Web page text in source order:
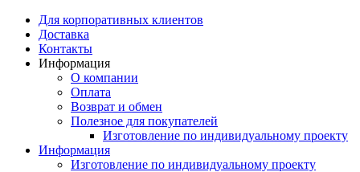
Для корпоративных клиентов
Доставка
Контакты
Информация
О компании
Оплата
Возврат и обмен
Полезное для покупателей
Изготовление по индивидуальному проекту
Информация
Изготовление по индивидуальному проекту